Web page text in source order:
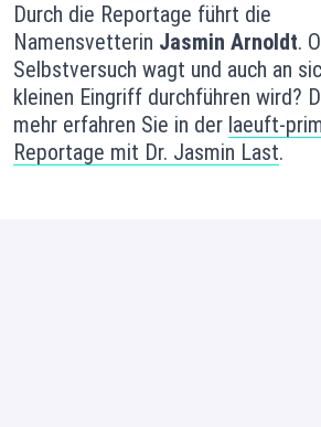
Durch die Reportage führt die
Namensvetterin Jasmin Arnoldt.
Selbstversuch wagt und auch an
kleinen Eingriff durchführen wird?
mehr erfahren Sie in der laeuft-
Reportage mit Dr. Jasmin Last.